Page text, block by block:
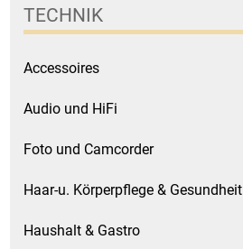
Fertiggerichte trocken
Frühstück / Cerealien
Frühstück / süße Aufstriche
Garnierung
Garten
TECHNIK
Accessoires
Audio und HiFi
Foto und Camcorder
Haar-u. Körperpflege & Gesundheit
Haushalt & Gastro